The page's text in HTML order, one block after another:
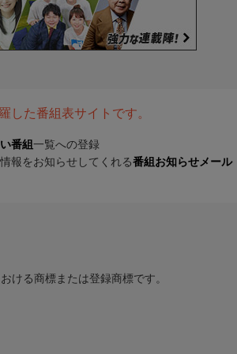
した番組表サイトです。
番組 一覧への登録
報をお知らせしてくれる番組お知らせメール
ける商標または登録商標です。